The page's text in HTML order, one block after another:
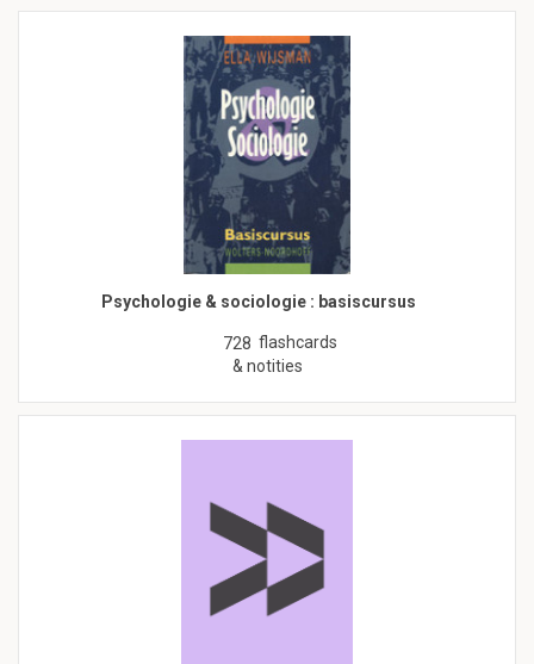
Psychologie & sociologie : basiscursus
728 flashcards
& notities